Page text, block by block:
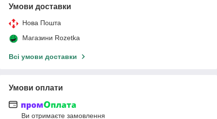
Умови доставки
Нова Пошта
Магазини Rozetka
Всі умови доставки
Умови оплати
Ви отримаєте замовлення